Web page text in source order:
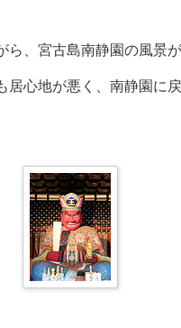
、宮古島南静園の風景が
居心地が悪く、南静園に